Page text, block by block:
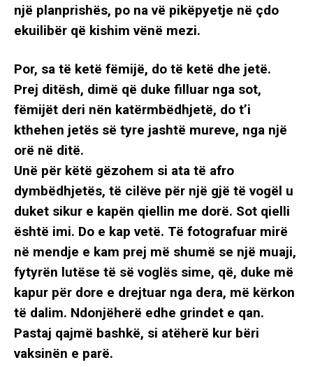
një planprishës, po na vë pikëpyetje në çdo
ekuilibër që kishim vënë mezi.
Por, sa të ketë fëmijë, do të ketë dhe jetë.
Prej ditësh, dimë që duke filluar nga sot,
fëmijët deri nën katërmbëdhjetë, do t’i
kthehen jetës së tyre jashtë mureve, nga një
orë në ditë.
Unë për këtë gëzohem si ata të afro
dymbëdhjetës, të cilëve për një gjë të vogël u
duket sikur e kapën qiellin me dorë. Sot qielli
është imi. Do e kap vetë. Të fotografuar mirë
në mendje e kam prej më shumë se një muaji,
fytyrën lutëse të së voglës sime, që, duke më
kapur për dore e drejtuar nga dera, më kërkon
të dalim. Ndonjëherë edhe grindet e qan.
Pastaj qajmë bashkë, si atëherë kur bëri
vaksinën e parë.